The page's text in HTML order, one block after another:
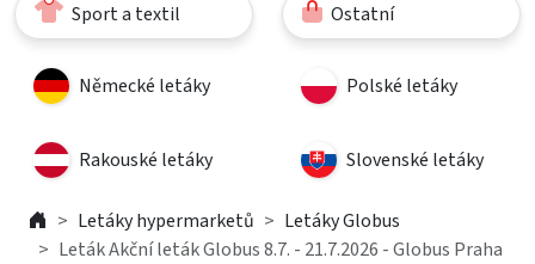
Sport a textil Ostatní
Německé letáky Polské letáky
Rakouské letáky Slovenské letáky
Letáky hypermarketů
Letáky Globus
Leták Akční leták Globus 8.7. - 21.7.2026 - Globus Praha